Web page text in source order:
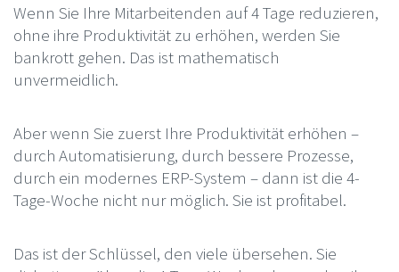
Wenn Sie Ihre Mitarbeitenden auf 4 Tage reduzieren,
ohne ihre Produktivität zu erhöhen, werden Sie
bankrott gehen. Das ist mathematisch
unvermeidlich.
Aber wenn Sie zuerst Ihre Produktivität erhöhen –
durch Automatisierung, durch bessere Prozesse,
durch ein modernes ERP-System – dann ist die 4-
Tage-Woche nicht nur möglich. Sie ist profitabel.
Das ist der Schlüssel, den viele übersehen. Sie